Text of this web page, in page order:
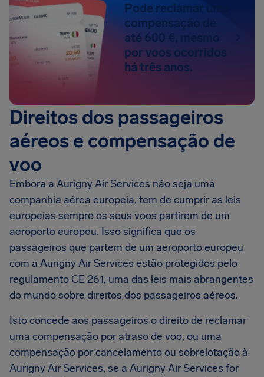
Pode reclamar uma
compensação de
até 600 €, mesmo
por voos ocorridos
há três anos.
Direitos dos passageiros
aéreos e compensação de
voo
Embora a Aurigny Air Services não seja uma
companhia aérea europeia, tem de cumprir as leis
europeias sempre os seus voos partirem de um
aeroporto europeu. Isso significa que os
passageiros que partem de um aeroporto europeu
com a Aurigny Air Services estão protegidos pelo
regulamento CE 261, uma das leis mais abrangentes
do mundo sobre direitos dos passageiros aéreos.
Isto concede aos passageiros o direito de reclamar
uma compensação por atraso de voo, ou uma
compensação por cancelamento ou sobrelotação à
Aurigny Air Services, se a Aurigny Air Services for